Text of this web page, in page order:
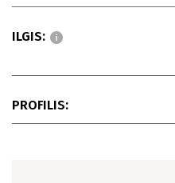
ILGIS:
PROFILIS: